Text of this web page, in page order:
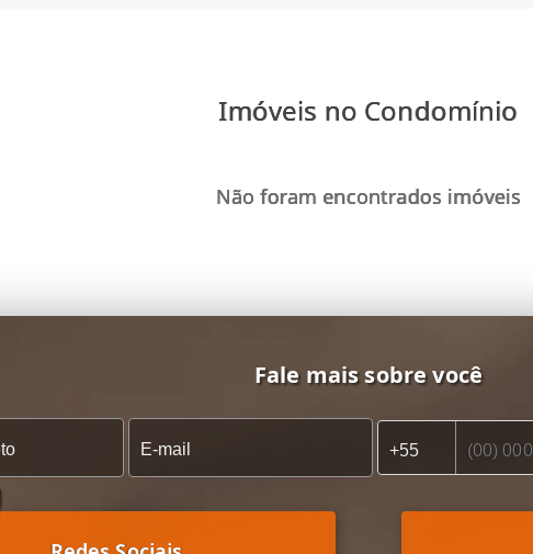
Imóveis no Condomínio
Não foram encontrados imóveis
Fale mais sobre você